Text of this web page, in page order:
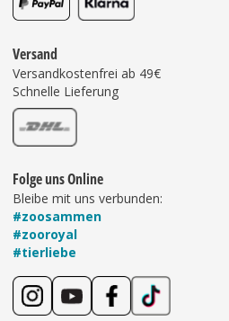
Versand
Versandkostenfrei ab 49€
Schnelle Lieferung
Folge uns Online
Bleibe mit uns verbunden:
#zoosammen
#zooroyal
#tierliebe